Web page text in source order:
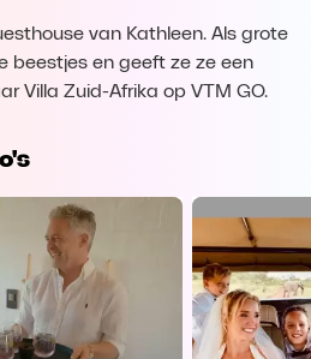
van Kathleen. Als grote
beestjes en geeft ze ze een
Villa Zuid-Afrika op VTM GO.